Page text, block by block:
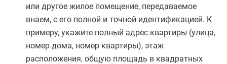
или другое жилое помещение, передаваемое
внаем, с его полной и точной идентификацией. К
примеру, укажите полный адрес квартиры (улица,
номер дома, номер квартиры), этаж
расположения, общую площадь в квадратных